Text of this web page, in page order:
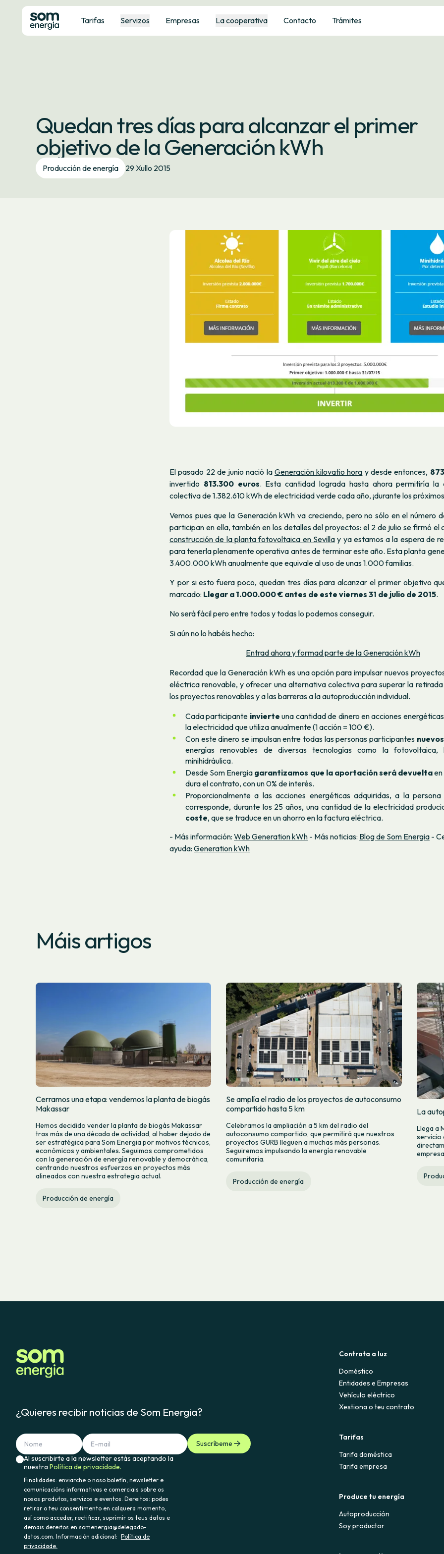
Tarifas Servizos Empresas La cooperativa Contacto Trámites
Quedan tres días para alcanzar el primer
objetivo de la Generación kWh
Producción de energía 29 Xullo 2015
El pasado 22 de junio nació la Generación kilovatio hora y desde entonces,
invertido 813.300 euros. Esta cantidad lograda hasta ahora permitiría la
colectiva de 1.382.610 kWh de electricidad verde cada año, ¡durante los
Vemos pues que la Generación kWh va creciendo, pero no sólo en el número
participan en ella, también en los detalles del proyectos: el 2 de julio se firmó el
construcción de la planta fotovoltaica en Sevillay ya estamos a la espera de
para tenerla plenamente operativa antes de terminar este año. Esta planta
3.400.000 kWh anualmente que equivale al uso de unas 1.000 familias.
Y por si esto fuera poco, quedan tres días para alcanzar el primer objetivo
marcado: Llegar a 1.000.000 € antes de este viernes 31 de julio de 2015.
No será fácil pero entre todos y todas lo podemos conseguir.
Si aún no lo habéis hecho:
Entrad ahora y formad parte de la Generación kWh
Recordad que la Generación kWh es una opción para impulsar nuevos
eléctrica renovable, y ofrecer una alternativa colectiva para superar la
los proyectos renovables y a las barreras a la autoproducción individual.
Cada participante invierte una cantidad de dinero en acciones
la electricidad que utiliza anualmente (1 acción = 100 €).
Con este dinero se impulsan entre todas las personas participantes
energías renovables de diversas tecnologías como la
minihidráulica.
Desde Som Energia garantizamos que la aportación será devueltaen
dura el contrato, con un 0% de interés.
Proporcionalmente a las acciones energéticas adquiridas, a la
corresponde, durante los 25 años, una cantidad de la electricidad
coste, que se traduce en un ahorro en la factura eléctrica.
- Más información: Web Generation kWh - Más noticias: Blog de Som Energia -
ayuda: Generation kWh
Máis artigos
Cerramos una etapa: vendemos la planta de biogás
Makassar
Hemos decidido vender la planta de biogás Makassar
tras más de una década de actividad, al haber dejado de
ser estratégica para Som Energia por motivos técnicos,
económicos y ambientales. Seguimos comprometidos
con la generación de energía renovable y democrática,
centrando nuestros esfuerzos en proyectos más
alineados con nuestra estrategia actual.
Producción de energía
Se amplía el radio de los proyectos de autoconsumo
compartido hasta 5 km
Celebramos la ampliación a 5 km del radio del
autoconsumo compartido, que permitirá que nuestros
proyectos GURB lleguen a muchas más personas.
Seguiremos impulsando la energía renovable
comunitaria.
Producción de energía
La
Llega a
servicio
¿Quieres recibir noticias de Som Energia?
Suscríbeme
Al suscribirte a la newsletter estás aceptando la
nuestraPolítica de privacidade.
Finalidades: enviarche o noso boletín, newsletter e
comunicacións informativas e comerciais sobre os
nosos produtos, servizos e eventos. Dereitos: podes
retirar o teu consentimento en calquera momento,
así como acceder, rectificar, suprimir os teus datos e
demais dereitos en somenergia@delegado-
datos.com. Información adicional: Política de
privacidade.
Contrata a luz
Doméstico
Entidades e Empresas
Vehículo eléctrico
Xestiona o teu contrato
Tarifas
Tarifa doméstica
Tarifa empresa
Produce tu energía
Autoproducción
Soy productor